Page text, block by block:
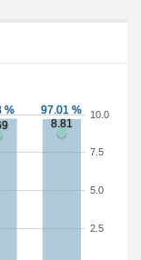
2.5
5.0
7.5
10.0